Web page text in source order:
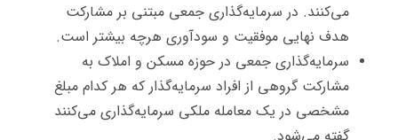
می‌کنند. در سرمایه‌گذاری جمعی مبتنی بر مشارکت
هدف نهایی موفقیت و سودآوری هرچه بیشتر است.
سرمایه‌گذاری جمعی در حوزه مسکن و املاک به
مشارکت گروهی از افراد سرمایه‌گذار که هر کدام مبلغ
مشخصی در یک معامله ملکی سرمایه‌گذاری می‌کنند